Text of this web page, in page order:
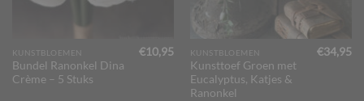
KUNSTBLOEMEN
Bundel Ranonkel Dina
Crème – 5 Stuks
€10,95 KUNSTBLOEMEN
Kunsttoef Groen met
Eucalyptus, Katjes &
Ranonkel
€34,95